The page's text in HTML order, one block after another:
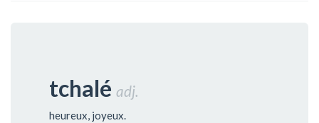
tchalé adj.
heureux, joyeux.